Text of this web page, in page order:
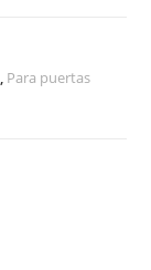
, Para puertas